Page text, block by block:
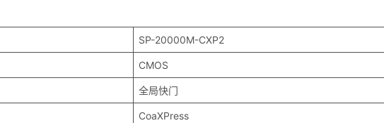
SP-20000M-CXP2
CMOS
全局快门
CoaXPress